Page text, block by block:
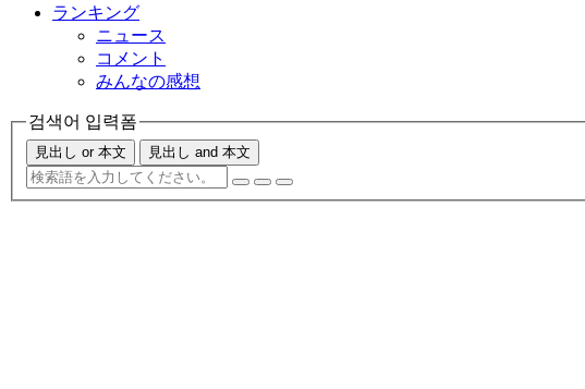
ランキング
ニュース
コメント
みんなの感想
검색어 입력폼
見出し or 本文 見出し and 本文